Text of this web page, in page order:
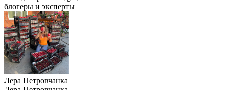
блогеры и эксперты
Лера Петровчанка